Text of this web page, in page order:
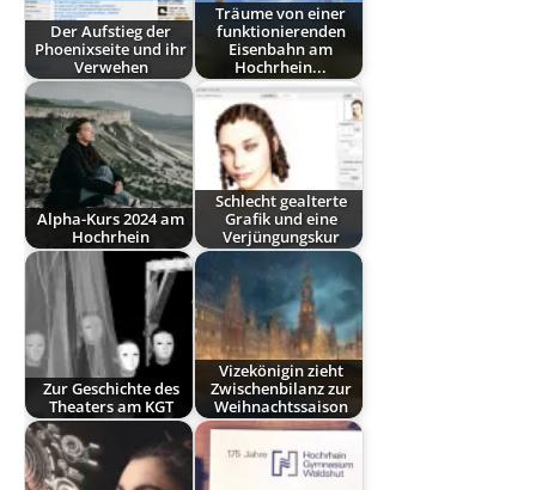
Der Aufstieg der
Phoenixseite und ihr
Verwehen
Träume von einer
funktionierenden
Eisenbahn am
Hochrhein...
Alpha-Kurs 2024 am
Hochrhein
Schlecht gealterte
Grafik und eine
Verjüngungskur
Zur Geschichte des
Theaters am KGT
Vizekönigin zieht
Zwischenbilanz zur
Weihnachtssaison